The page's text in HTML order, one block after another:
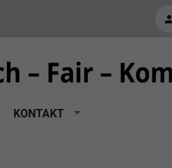
KONTAKT